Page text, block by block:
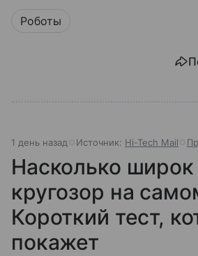
Роботы
1 день назад Источник: Hi-Tech Mail
Насколько
кругозор на
Короткий тест,
покажет